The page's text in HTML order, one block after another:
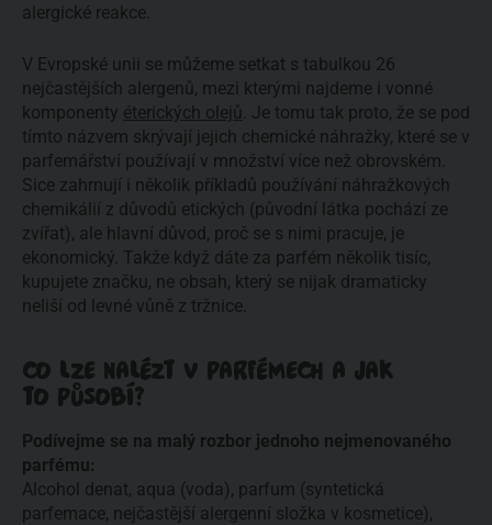
alergické reakce.
V Evropské unii se můžeme setkat s tabulkou 26
nejčastějších alergenů, mezi kterými najdeme i vonné
komponenty éterických olejů . Je tomu tak proto, že se pod
tímto názvem skrývají jejich chemické náhražky, které se v
parfemářství používají v množství více než obrovském.
Sice zahrnují i několik příkladů používání náhražkových
chemikálií z důvodů etických (původní látka pochází ze
zvířat), ale hlavní důvod, proč se s nimi pracuje, je
ekonomický. Takže když dáte za parfém několik tisíc,
kupujete značku, ne obsah, který se nijak dramaticky
neliší od levné vůně z tržnice.
CO LZE NALÉZT V PARFÉMECH A JAK
TO PŮSOBÍ?
Podívejme se na malý rozbor jednoho nejmenovaného
parfému:
Alcohol denat, aqua (voda), parfum (syntetická
parfemace, nejčastější alergenní složka v kosmetice),